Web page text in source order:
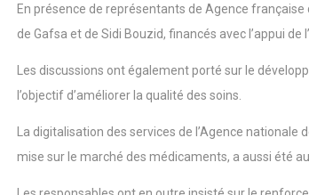
En présence de représentants de Agence
de Gafsa et de Sidi Bouzid, financés avec l’appui de
Les discussions ont également porté sur le
l’objectif d’améliorer la qualité des soins.
La digitalisation des services de l’Agence
mise sur le marché des médicaments, a aussi été